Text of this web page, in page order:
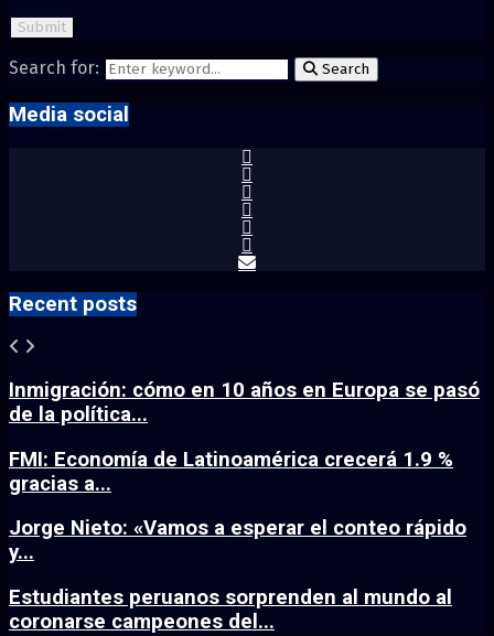
Search for: Search
Media social
Recent posts
Inmigración: cómo en 10 años en Europa se pasó
de la política...
FMI: Economía de Latinoamérica crecerá 1.9 %
gracias a...
Jorge Nieto: «Vamos a esperar el conteo rápido
y...
Estudiantes peruanos sorprenden al mundo al
coronarse campeones del...